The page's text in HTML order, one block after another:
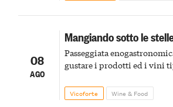
08
AGO
Mangiando sotto le
Passeggiata
gustare i prodotti ed i vini
Vicoforte Wine & Food